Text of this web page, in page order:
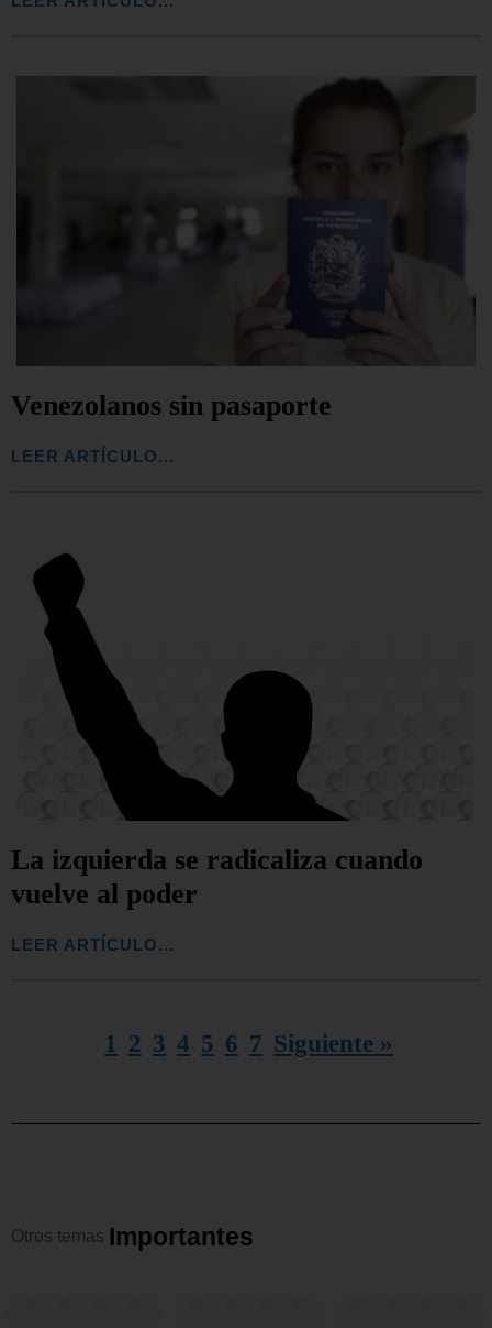
Venezolanos sin pasaporte
LEER ARTÍCULO...
La izquierda se radicaliza cuando
vuelve al poder
LEER ARTÍCULO...
1 2 3 4 5 6 7 Siguiente »
Otros temas Importantes